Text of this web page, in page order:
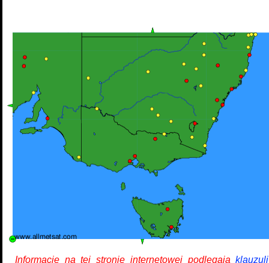
Informacje na tej stronie internetowej podlegają